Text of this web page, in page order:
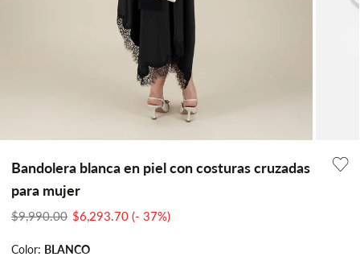
Bandolera blanca en piel con costuras cruzadas
para mujer
Translation
es-
$9,990.00 Translation
es-
$6,293.70 (- 37%)
Color: BLANCO